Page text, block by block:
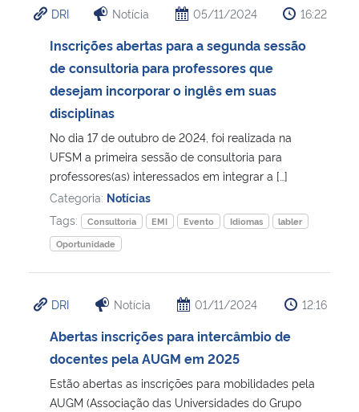
Ministério da Cidadania
Ministério da Saúde
Ministério de Minas e Energia
Ministério da Ciência, Tecnologia, Inovações e Comunicações
Ministério do Meio Ambiente
Ministério do Turismo
Controladoria-Geral da União
Ministério da Mulher, da Família e dos Direitos Humanos
Secretaria-Geral
DRI Notícia 05/11/2024 16:22
Inscrições abertas para a segunda sessão
de consultoria para professores que
desejam incorporar o inglês em suas
disciplinas
No dia 17 de outubro de 2024, foi realizada na
UFSM a primeira sessão de consultoria para
professores(as) interessados em integrar a […]
Categoria: Notícias
Tags:
Consultoria EMI Evento Idiomas
labler
Oportunidade
DRI Notícia 01/11/2024 12:16
Abertas inscrições para intercâmbio de
docentes pela AUGM em 2025
Estão abertas as inscrições para mobilidades pela
AUGM (Associação das Universidades do Grupo